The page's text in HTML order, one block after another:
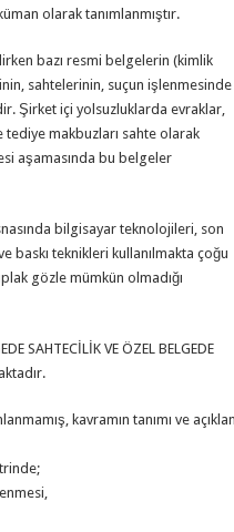
olarak tanımlanmıştır.
bazı resmi belgelerin (kimlik
sahtelerinin, suçun işlenmesinde
Şirket içi yolsuzluklarda evraklar,
makbuzları sahte olarak
aşamasında bu belgeler
bilgisayar teknolojileri, son
baskı teknikleri kullanılmakta çoğu
gözle mümkün olmadığı
SAHTECİLİK VE ÖZEL BELGEDE
kavramın tanımı ve